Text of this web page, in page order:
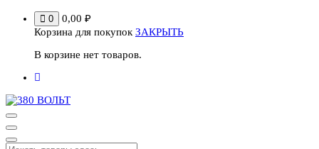
0 0,00 ₽
Корзина для покупок ЗАКРЫТЬ
В корзине нет товаров.